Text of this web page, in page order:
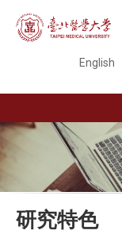
English
研究特色